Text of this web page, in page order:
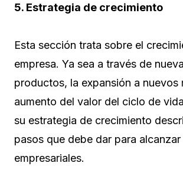
5. Estrategia de crecimiento
Esta sección trata sobre el
empresa. Ya sea a través de
productos, la expansión a nuevos
aumento del valor del ciclo de
su estrategia de crecimiento
pasos que debe dar para
empresariales.